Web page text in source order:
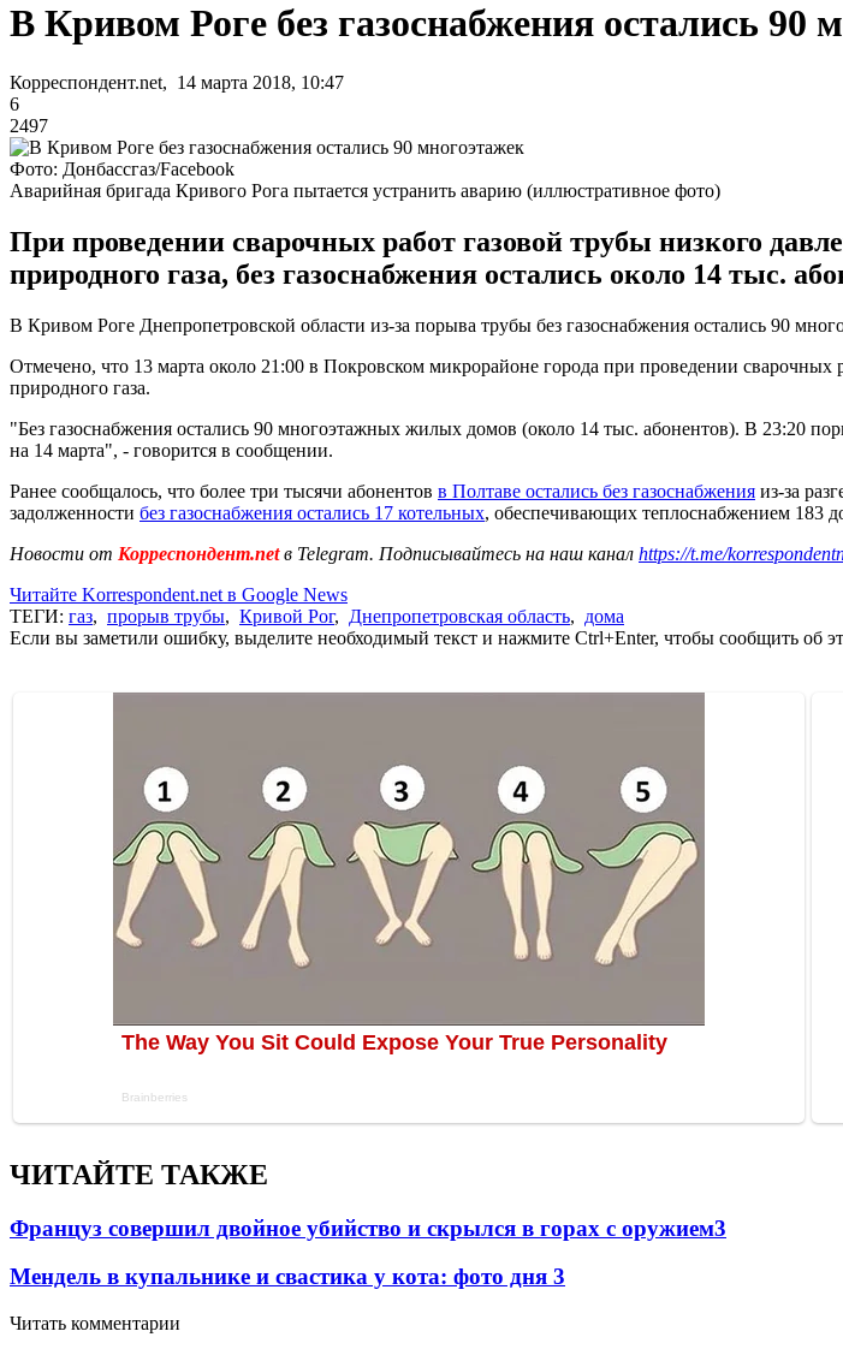
В Кривом Роге без газоснабжения остались 90
Корреспондент.net, 14 марта 2018, 10:47
6
2497
Фото: Донбассгаз/Facebook
Аварийная бригада Кривого Рога пытается устранить аварию (иллюстративное фото)
При проведении сварочных работ газовой трубы низкого
природного газа, без газоснабжения остались около 14 тыс.
В Кривом Роге Днепропетровской области из-за порыва трубы без газоснабжения остались 90
Отмечено, что 13 марта около 21:00 в Покровском микрорайоне города при проведении
природного газа.
"Без газоснабжения остались 90 многоэтажных жилых домов (около 14 тыс. абонентов). В 23:20
на 14 марта", - говорится в сообщении.
Ранее сообщалось, что более три тысячи абонентов в Полтаве остались без газоснабжения из-за
задолженности без газоснабжения остались 17 котельных, обеспечивающих теплоснабжением 183
Новости от Корреспондент.netв Telegram. Подписывайтесь на наш канал https://t.me/
Читайте Korrespondent.net в Google News
ТЕГИ: газ, прорыв трубы, Кривой Рог, Днепропетровская область, дома
Если вы заметили ошибку, выделите необходимый текст и нажмите Ctrl+Enter, чтобы сообщить об
ЧИТАЙТЕ ТАКЖЕ
Француз совершил двойное убийство и скрылся в горах с оружием3
Мендель в купальнике и свастика у кота: фото дня 3
Читать комментарии